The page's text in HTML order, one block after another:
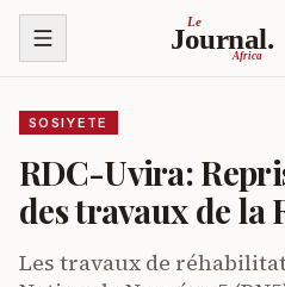
Ja ku biri muri urupapuro
Le
Journal.
Africa
SOSIYETE
RDC-Uvira:
des travaux de la
Les travaux de